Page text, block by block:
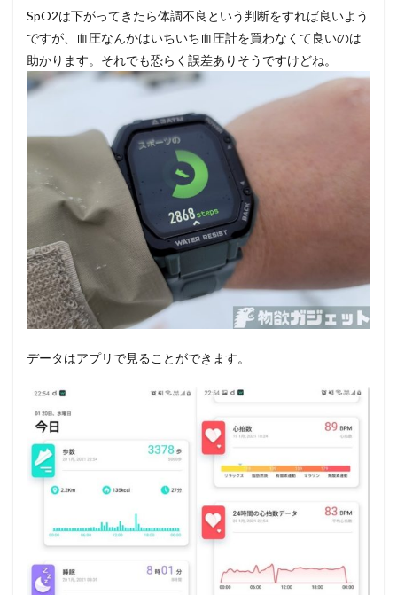
SpO2は下がってきたら体調不良という判断をすれば良いよう
ですが、血圧なんかはいちいち血圧計を買わなくて良いのは
助かります。それでも恐らく誤差ありそうですけどね。
データはアプリで見ることができます。